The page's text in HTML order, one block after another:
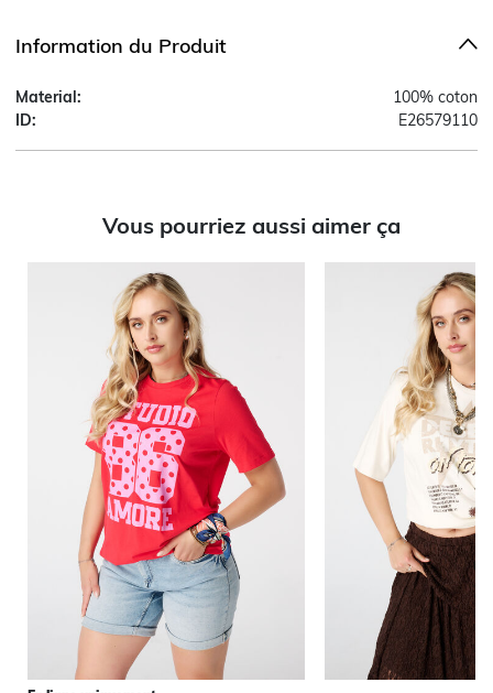
Information du Produit
Material:
100% coton
ID:
E26579110
Vous pourriez aussi aimer ça